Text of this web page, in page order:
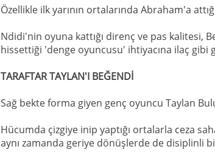
Özellikle ilk yarının ortalarında Abraham'a
Ndidi'nin oyuna kattığı direnç ve pas kalitesi,
hissettiği 'denge oyuncusu' ihtiyacına ilaç gibi
TARAFTAR TAYLAN'I BEĞENDİ
Sağ bekte forma giyen genç oyuncu Taylan
Hücumda çizgiye inip yaptığı ortalarla ceza
aynı zamanda geriye dönüşlerde de disiplinli